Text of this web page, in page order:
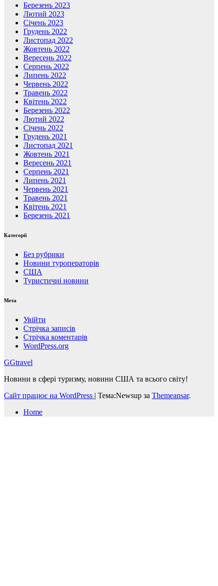
Березень 2023
Лютий 2023
Січень 2023
Грудень 2022
Листопад 2022
Жовтень 2022
Вересень 2022
Серпень 2022
Липень 2022
Червень 2022
Травень 2022
Квітень 2022
Березень 2022
Лютий 2022
Січень 2022
Грудень 2021
Листопад 2021
Жовтень 2021
Вересень 2021
Серпень 2021
Липень 2021
Червень 2021
Травень 2021
Квітень 2021
Березень 2021
Категорії
Без рубрики
Новини туроператорів
США
Туристичні новини
Мета
Увійти
Стрічка записів
Стрічка коментарів
WordPress.org
GGtravel
Новини в сфері туризму, новини США та всього світу!
Сайт працює на WordPress | Тема:Newsup за Themeansar.
Home